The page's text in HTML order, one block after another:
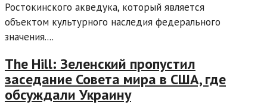
Ростокинского акведука, который является
объектом культурного наследия федерального
значения....
The Hill: Зеленский пропустил
заседание Совета мира в США, где
обсуждали Украину